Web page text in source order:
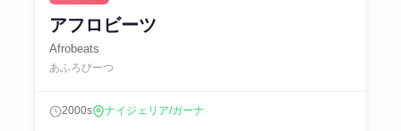
アフロビーツ
Afrobeats
あふろびーつ
2000s ナイジェリア/ガーナ